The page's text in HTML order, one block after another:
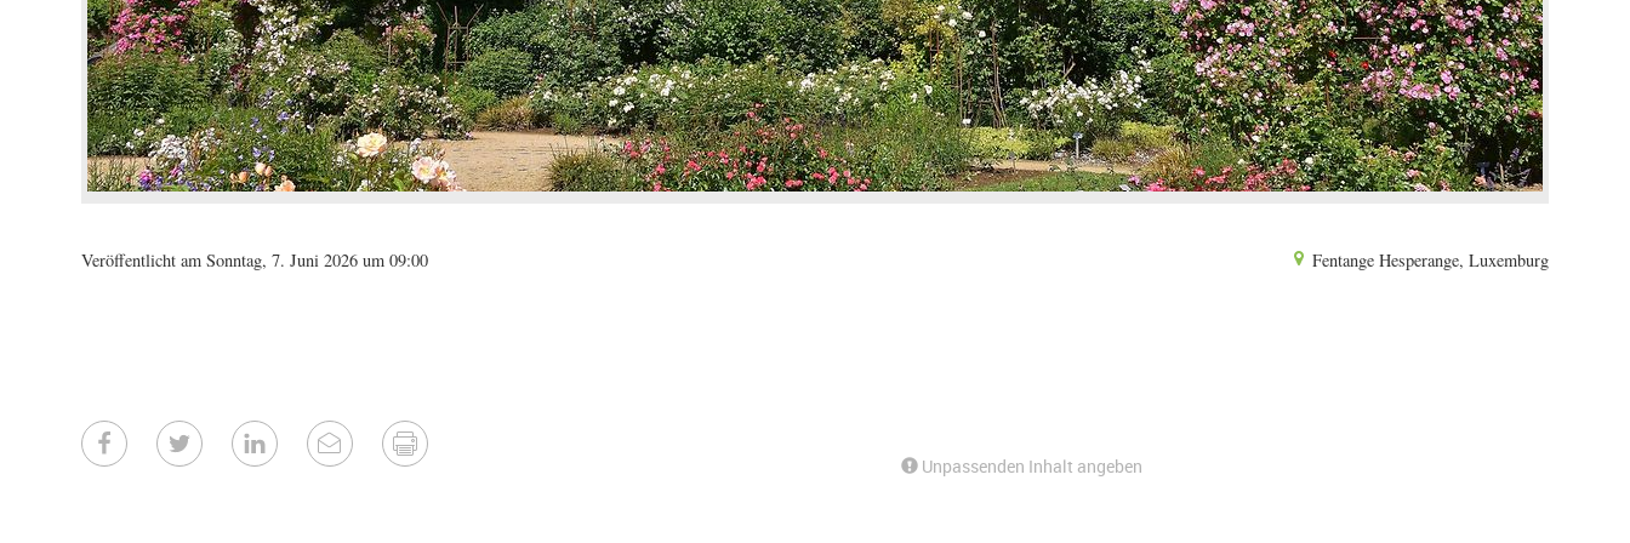
Veröffentlicht am Sonntag, 7. Juni 2026 um 09:00 Fentange Hesperange, Luxemburg
Unpassenden Inhalt angeben